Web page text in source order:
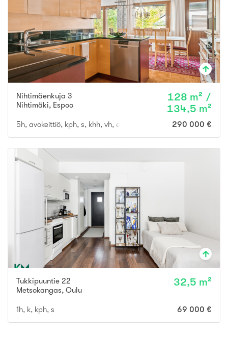
Nihtimäenkuja 3
Nihtimäki, Espoo
128 m² /
134,5 m²
5h, avokeittiö, kph, s, khh, vh, erill.wc, autokatos, varasto
290 000 €
Tukkipuuntie 22
Metsokangas, Oulu
32,5 m²
1h, k, kph, s 69 000 €